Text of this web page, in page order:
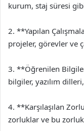
kurum, staj süresi
2. **Yapılan
projeler, görevler ve
3. **Öğrenilen
bilgiler, yazılım
4. **Karşılaşılan
zorluklar ve bu